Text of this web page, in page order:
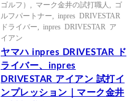
ゴルフ）
マーク金井の試打職人
ゴ
ルフパートナー
inpres DRIVESTAR
ドライバー
inpres DRIVESTAR ア
イアン
ヤマハ inpres DRIVESTAR ド
ライバー、inpres
DRIVESTAR アイアン 試打イ
ンプレッション｜マーク金井